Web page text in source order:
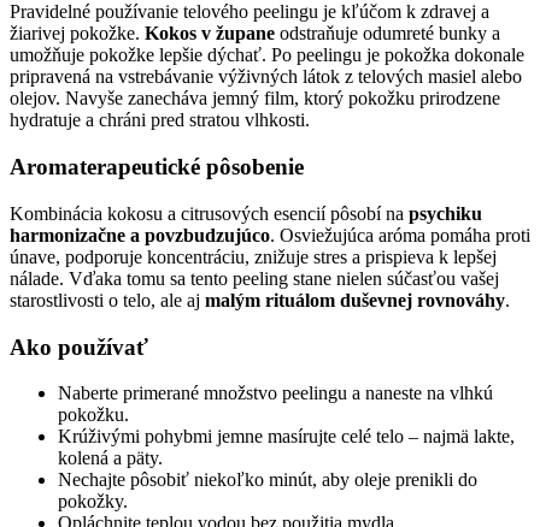
Pravidelné používanie telového peelingu je kľúčom k zdravej a
žiarivej pokožke. Kokos v župane odstraňuje odumreté bunky a
umožňuje pokožke lepšie dýchať. Po peelingu je pokožka dokonale
pripravená na vstrebávanie výživných látok z telových masiel alebo
olejov. Navyše zanecháva jemný film, ktorý pokožku prirodzene
hydratuje a chráni pred stratou vlhkosti.
Aromaterapeutické pôsobenie
Kombinácia kokosu a citrusových esencií pôsobí na psychiku
harmonizačne a povzbudzujúco. Osviežujúca aróma pomáha proti
únave, podporuje koncentráciu, znižuje stres a prispieva k lepšej
nálade. Vďaka tomu sa tento peeling stane nielen súčasťou vašej
starostlivosti o telo, ale aj malým rituálom duševnej rovnováhy.
Ako používať
Naberte primerané množstvo peelingu a naneste na vlhkú
pokožku.
Krúživými pohybmi jemne masírujte celé telo – najmä lakte,
kolená a päty.
Nechajte pôsobiť niekoľko minút, aby oleje prenikli do
pokožky.